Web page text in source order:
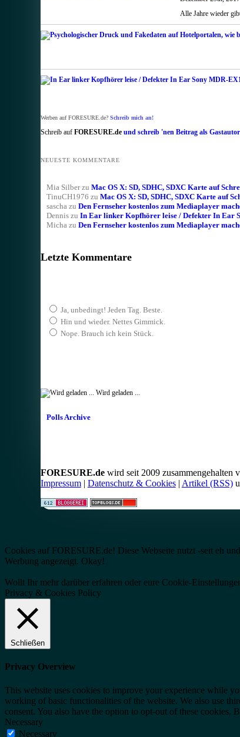
Alle Jahre wieder
Werben auf FORESURE.de? Schreib mich an!
Schreib auf FORESURE.de und schreib 'nen Beitrag als
NEUESTE KOMMENTARE
Mia Silberzu Mac OS X: SD, SDHC, SDXC Karte auf
TinuCH1976 zu Mac OS X: SD, SDHC, SDXC Karte auf
sascha zu Den Fernseher kostenlos zum Mediaplayer
Denniszu In Ear linker Kopfhörer leise / Defekter In Ear
Micha zu Den Fernseher kostenlos zum Mediaplayer
Letzte Kommentare
Ja, unbedingt! Jeden Tag. Beste.
Hin und wieder. Nettes Gimmick.
Nope. Brauch ich kein Stück.
Wird geladen ...
Polls Archive
FORESURE.dewird seit 2009 zusammengehalten
Impressum| Datenschutz & Cookies| Artikel (RSS)
Cookies auf FORESURE.de! Diese Webseite nutzt -seit eh
Werbung angezeigt. Okay!
Wollt Ihr mehr darüber erfahren oder eure Cookie-
Privacy & Cookies Policy
Schließen
Privacy Overview
This website uses cookies to improve your experience while
working of basic functionalities of the website. We also use
consent. You also have the option to opt-out of these
Necessary
Necessary